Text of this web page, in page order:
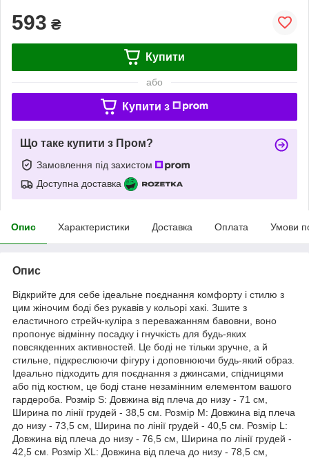
593 ₴
Купити
або
Купити з
Що таке купити з Пром?
Замовлення під захистом
Доступна доставка
Опис Характеристики Доставка Оплата Умови
Опис
Відкрийте для себе ідеальне поєднання комфорту і стилю з
цим жіночим боді без рукавів у кольорі хакі. Зшите з
еластичного стрейч-куліра з переважанням бавовни, воно
пропонує відмінну посадку і гнучкість для будь-яких
повсякденних активностей. Це боді не тільки зручне, а й
стильне, підкреслюючи фігуру і доповнюючи будь-який образ.
Ідеально підходить для поєднання з джинсами, спідницями
або під костюм, це боді стане незамінним елементом вашого
гардероба. Розмір S: Довжина від плеча до низу - 71 см,
Ширина по лінії грудей - 38,5 см. Розмір M: Довжина від плеча
до низу - 73,5 см, Ширина по лінії грудей - 40,5 см. Розмір L:
Довжина від плеча до низу - 76,5 см, Ширина по лінії грудей -
42,5 см. Розмір XL: Довжина від плеча до низу - 78,5 см,